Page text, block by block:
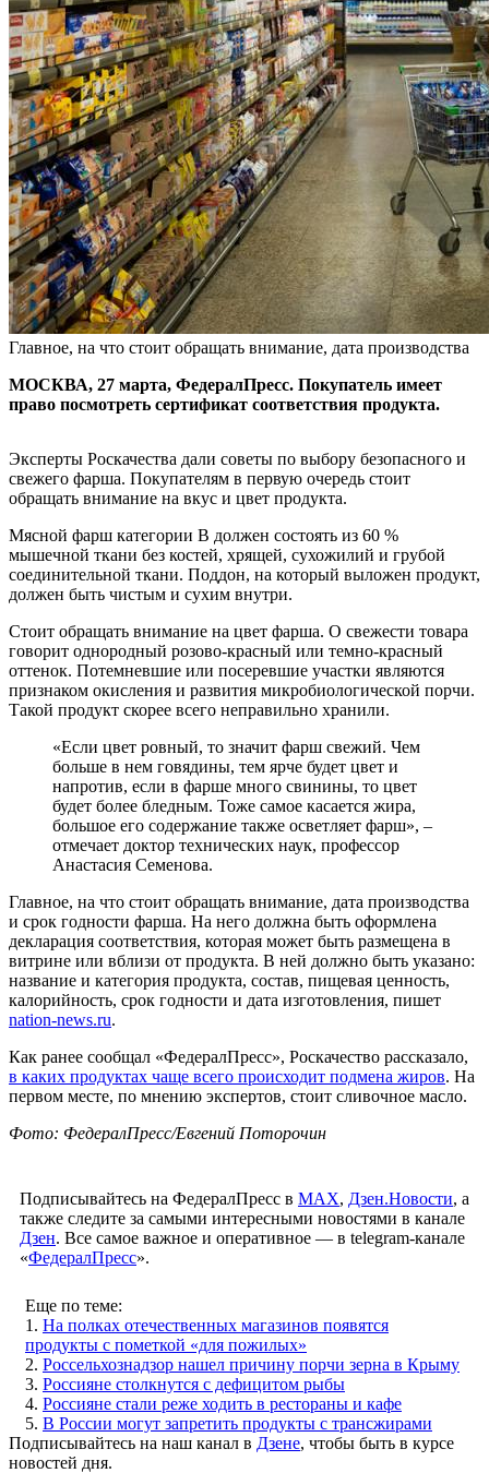
Главное, на что стоит обращать внимание, дата производства
МОСКВА, 27 марта, ФедералПресс. Покупатель имеет
право посмотреть сертификат соответствия продукта.
Эксперты Роскачества дали советы по выбору безопасного и
свежего фарша. Покупателям в первую очередь стоит
обращать внимание на вкус и цвет продукта.
Мясной фарш категории В должен состоять из 60 %
мышечной ткани без костей, хрящей, сухожилий и грубой
соединительной ткани. Поддон, на который выложен продукт,
должен быть чистым и сухим внутри.
Стоит обращать внимание на цвет фарша. О свежести товара
говорит однородный розово-красный или темно-красный
оттенок. Потемневшие или посеревшие участки являются
признаком окисления и развития микробиологической порчи.
Такой продукт скорее всего неправильно хранили.
«Если цвет ровный, то значит фарш свежий. Чем
больше в нем говядины, тем ярче будет цвет и
напротив, если в фарше много свинины, то цвет
будет более бледным. Тоже самое касается жира,
большое его содержание также осветляет фарш», –
отмечает доктор технических наук, профессор
Анастасия Семенова.
Главное, на что стоит обращать внимание, дата производства
и срок годности фарша. На него должна быть оформлена
декларация соответствия, которая может быть размещена в
витрине или вблизи от продукта. В ней должно быть указано:
название и категория продукта, состав, пищевая ценность,
калорийность, срок годности и дата изготовления, пишет
nation-news.ru.
Как ранее сообщал «ФедералПресс», Роскачество рассказало,
в каких продуктах чаще всего происходит подмена жиров. На
первом месте, по мнению экспертов, стоит сливочное масло.
Фото: ФедералПресс/Евгений Поторочин
Подписывайтесь на ФедералПресс в МАХ, Дзен.Новости, а
также следите за самыми интересными новостями в канале
Дзен. Все самое важное и оперативное — в telegram-канале
«ФедералПресс».
Еще по теме:
1. На полках отечественных магазинов появятся
продукты с пометкой «для пожилых»
2. Россельхознадзор нашел причину порчи зерна в Крыму
3. Россияне столкнутся с дефицитом рыбы
4. Россияне стали реже ходить в рестораны и кафе
5. В России могут запретить продукты с трансжирами
Подписывайтесь на наш канал в Дзене, чтобы быть в курсе
новостей дня.